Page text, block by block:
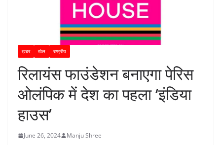
ख़बर खेल राष्ट्रीय
रिलायंस फाउंडेशन बनाएगा पेरिस
ओलंपिक में देश का पहला ‘इंडिया
हाउस’
June 26, 2024 Manju Shree